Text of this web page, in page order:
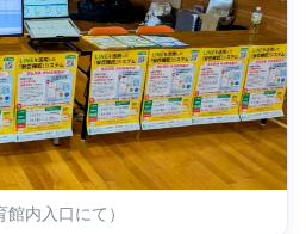
内入口にて）